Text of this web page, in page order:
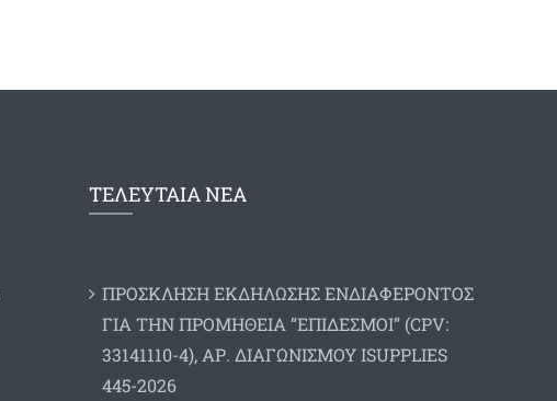
ΤΕΛΕΥΤΑΙΑ ΝΕΑ
ΠΡΟΣΚΛΗΣΗ ΕΚΔΗΛΩΣΗΣ ΕΝΔΙΑΦΕΡΟΝΤΟΣ
ΓΙΑ ΤΗΝ ΠΡΟΜΗΘΕΙΑ “ΕΠΙΔΕΣΜΟΙ” (CPV:
33141110-4), ΑΡ. ΔΙΑΓΩΝΙΣΜΟΥ ISUPPLIES
445-2026